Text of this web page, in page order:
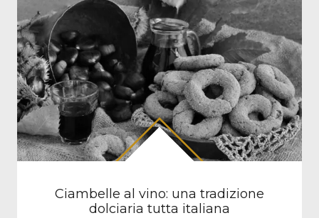
Ciambelle al vino: una tradizione
dolciaria tutta italiana